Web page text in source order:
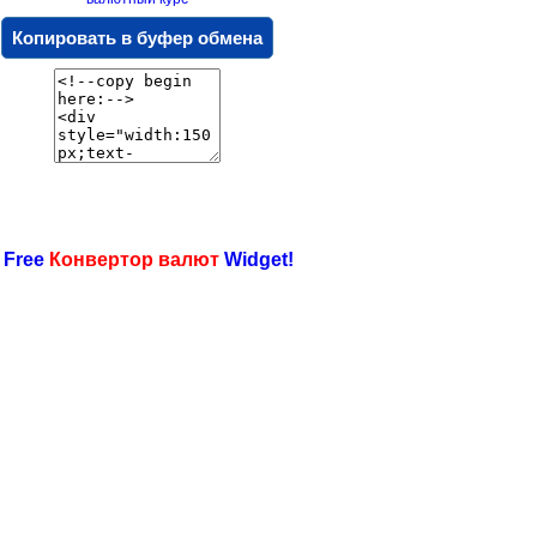
Копировать в буфер обмена
Конвертор валют Widget!